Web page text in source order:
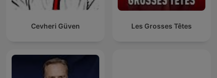
Cevheri Güven Les Grosses Têtes